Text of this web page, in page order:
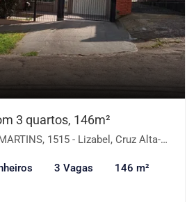
3 quartos, 146m²
1515 - Lizabel, Cruz Alta-RS
3 Vagas 146 m²